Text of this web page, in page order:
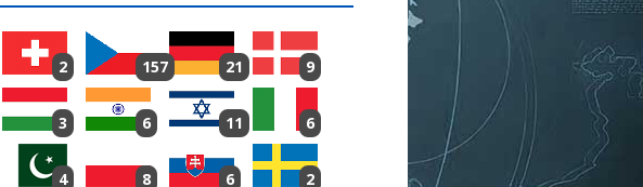
2 157 21 9
3 6 11 6
4 8 6 2